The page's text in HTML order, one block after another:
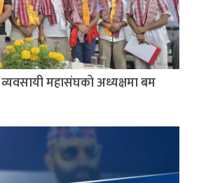
व्यवसायी महासंघको अध्यक्षमा बम